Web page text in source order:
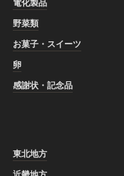
電化製品
野菜類
お菓子・スイーツ
卵
感謝状・記念品
東北地方